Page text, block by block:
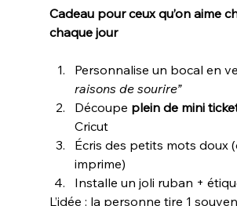
Cadeau pour ceux qu’on aime
chaque jour
Personnalise un bocal en
raisons de sourire”
Découpe plein de mini
Cricut
Écris des petits mots doux
imprime)
Installe un joli ruban +
L’idée : la personne tire 1